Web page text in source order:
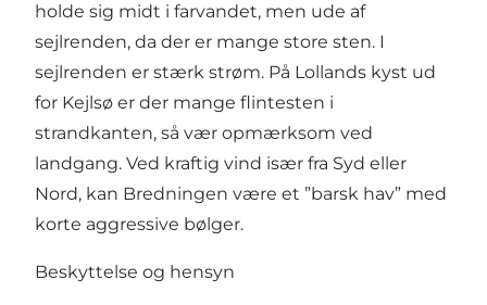
holde sig midt i farvandet, men ude af
sejlrenden, da der er mange store sten. I
sejlrenden er stærk strøm. På Lollands kyst ud
for Kejlsø er der mange flintesten i
strandkanten, så vær opmærksom ved
landgang. Ved kraftig vind især fra Syd eller
Nord, kan Bredningen være et ”barsk hav” med
korte aggressive bølger.
Beskyttelse og hensyn